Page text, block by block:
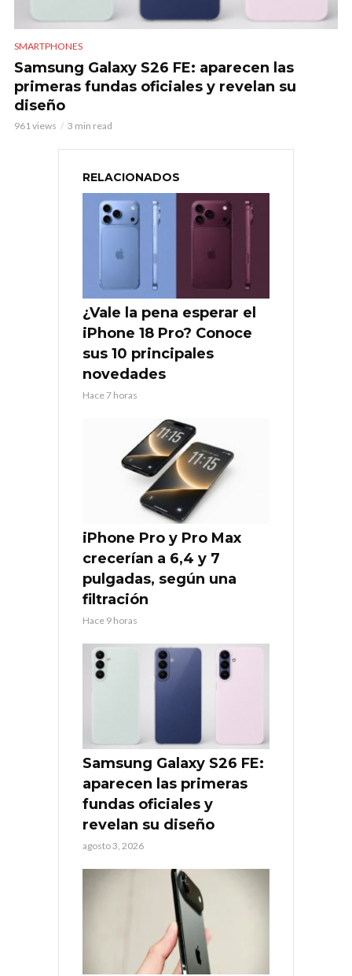
SMARTPHONES
Samsung Galaxy S26 FE: aparecen las
primeras fundas oficiales y revelan su
diseño
961 views 3 min read
RELACIONADOS
¿Vale la pena esperar el
iPhone 18 Pro? Conoce
sus 10 principales
novedades
Hace 7 horas
iPhone Pro y Pro Max
crecerían a 6,4 y 7
pulgadas, según una
filtración
Hace 9 horas
Samsung Galaxy S26 FE:
aparecen las primeras
fundas oficiales y
revelan su diseño
agosto 3, 2026